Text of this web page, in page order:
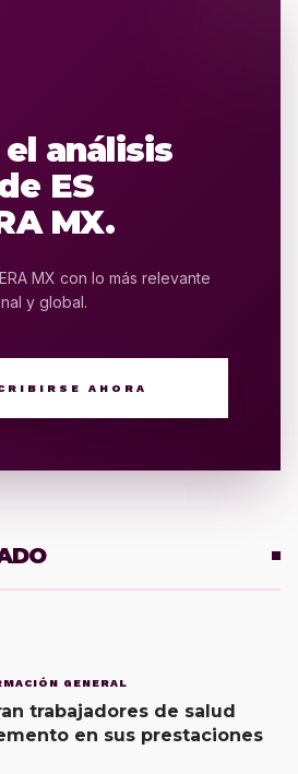
análisis
ES
MX.
MX con lo más relevante
y global.
AHORA
GENERAL
trabajadores de salud
en sus prestaciones